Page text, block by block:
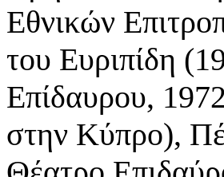
Εθνικών
του Ευριπίδη
Επίδαυρου,
στην Κύπρο),